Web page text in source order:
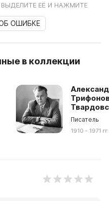
ЕЁ И НАЖМИТЕ
ОШИБКЕ
в коллекции
Писатель
1910 - 1971 гг